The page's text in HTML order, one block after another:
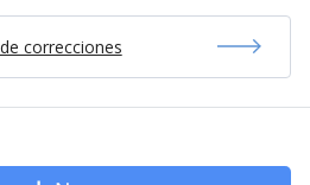
correcciones